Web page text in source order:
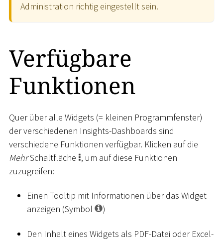
Administration richtig eingestellt sein.
Verfügbare
Funktionen
Quer über alle Widgets (= kleinen Programmfenster)
der verschiedenen Insights-Dashboards sind
verschiedene Funktionen verfügbar. Klicken auf die
MehrSchaltfläche , um auf diese Funktionen
zuzugreifen:
Einen Tooltip mit Informationen über das Widget
anzeigen (Symbol
)
Den Inhalt eines Widgets als PDF-Datei oder Excel-